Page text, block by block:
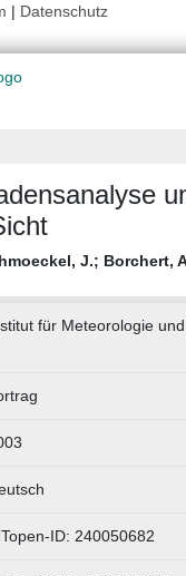
| Datenschutz
J.; Borchert,
für Meteorologie
ID: 240050682